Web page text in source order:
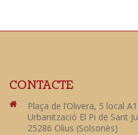
CONTACTE
Plaça de l’Olivera, 5 local
Urbanització El Pi de Sant
25286 Olius (Solsonès)